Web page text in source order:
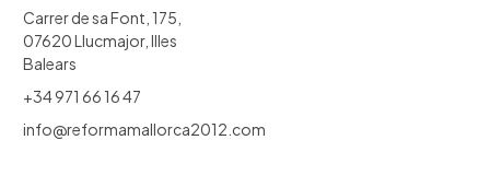
Carrer de sa Font, 175,
07620 Llucmajor, Illes
Balears
+34 971 66 16 47
info@reformamallorca2012.com